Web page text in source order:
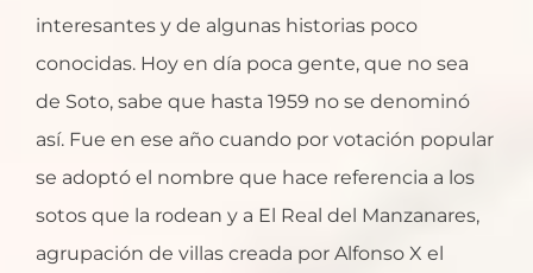
interesantes y de algunas historias poco
conocidas. Hoy en día poca gente, que no sea
de Soto, sabe que hasta 1959 no se denominó
así. Fue en ese año cuando por votación popular
se adoptó el nombre que hace referencia a los
sotos que la rodean y a El Real del Manzanares,
agrupación de villas creada por Alfonso X el